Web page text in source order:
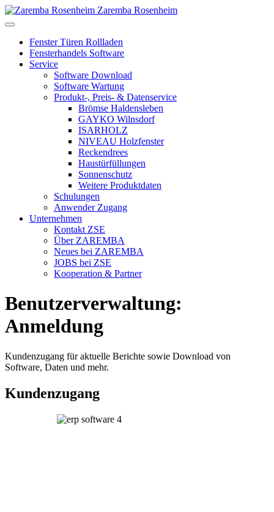
Zaremba Rosenheim
Fenster Türen Rollladen
Fensterhandels Software
Service
Software Download
Software Wartung
Produkt-, Preis- & Datenservice
Brömse Haldensleben
GAYKO Wilnsdorf
ISARHOLZ
NIVEAU Holzfenster
Reckendrees
Haustürfüllungen
Sonnenschutz
Weitere Produktdaten
Schulungen
Anwender Zugang
Unternehmen
Kontakt ZSE
Über ZAREMBA
Neues bei ZAREMBA
JOBS bei ZSE
Kooperation & Partner
Benutzerverwaltung:
Anmeldung
Kundenzugang für aktuelle Berichte sowie Download von
Software, Daten und mehr.
Kundenzugang